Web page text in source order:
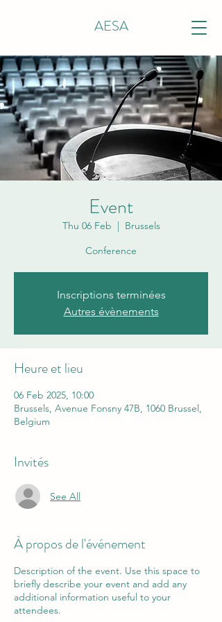
AESA
Event
Thu 06 Feb
  |
Brussels
Conference
Inscriptions terminées
Autres évènements
Heure et lieu
06 Feb 2025, 10:00
Brussels, Avenue Fonsny 47B, 1060 Brussel,
Belgium
Invités
See All
À propos de l'événement
Description of the event. Use this space to
briefly describe your event and add any
additional information useful to your
attendees.